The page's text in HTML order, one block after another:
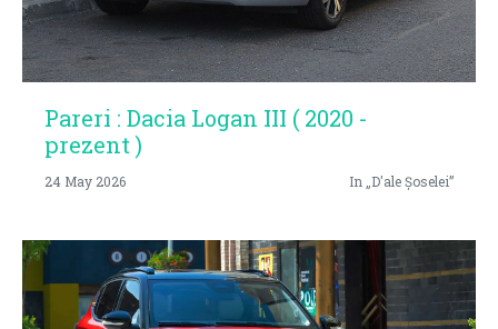
Pareri : Dacia Logan III ( 2020 -
prezent )
24 May 2026 In „D'ale Șoselei”